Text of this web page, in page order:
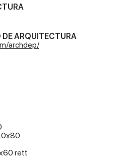
DE ARQUITECTURA
archdep/
rett